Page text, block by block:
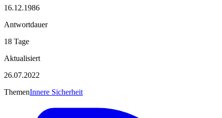
16.12.1986
Antwortdauer
18 Tage
Aktualisiert
26.07.2022
ThemenInnere Sicherheit